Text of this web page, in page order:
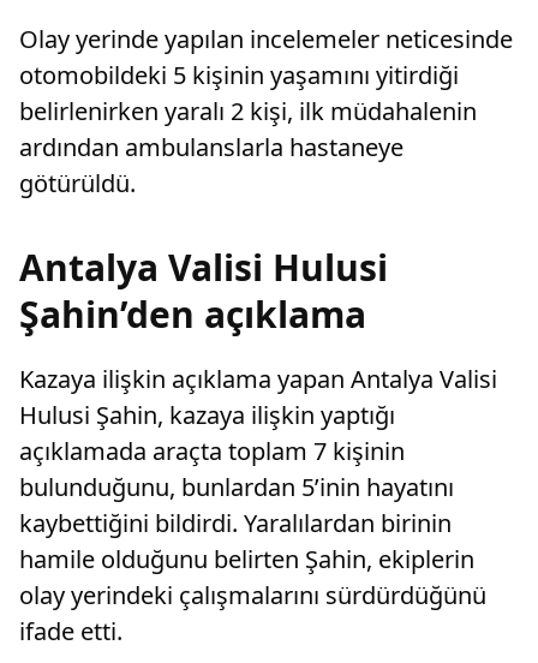
Olay yerinde yapılan incelemeler neticesinde
otomobildeki 5 kişinin yaşamını yitirdiği
belirlenirken yaralı 2 kişi, ilk müdahalenin
ardından ambulanslarla hastaneye
götürüldü.
Antalya Valisi Hulusi
Şahin’den açıklama
Kazaya ilişkin açıklama yapan Antalya Valisi
Hulusi Şahin, kazaya ilişkin yaptığı
açıklamada araçta toplam 7 kişinin
bulunduğunu, bunlardan 5’inin hayatını
kaybettiğini bildirdi. Yaralılardan birinin
hamile olduğunu belirten Şahin, ekiplerin
olay yerindeki çalışmalarını sürdürdüğünü
ifade etti.